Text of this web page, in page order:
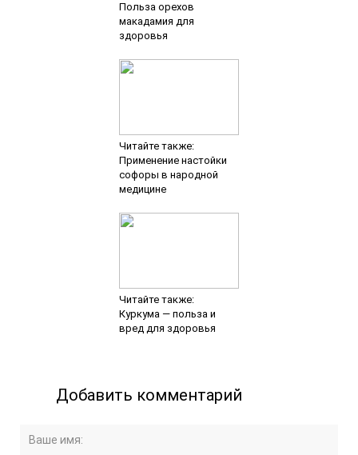
Польза орехов
макадамия для
здоровья
Читайте также:
Применение настойки
софоры в народной
медицине
Читайте также:
Куркума — польза и
вред для здоровья
Добавить комментарий